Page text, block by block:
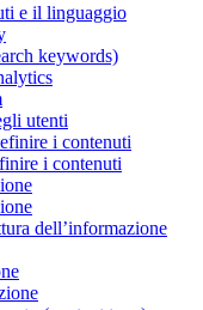
e il linguaggio
keywords)
utenti
i contenuti
i contenuti
dell’informazione